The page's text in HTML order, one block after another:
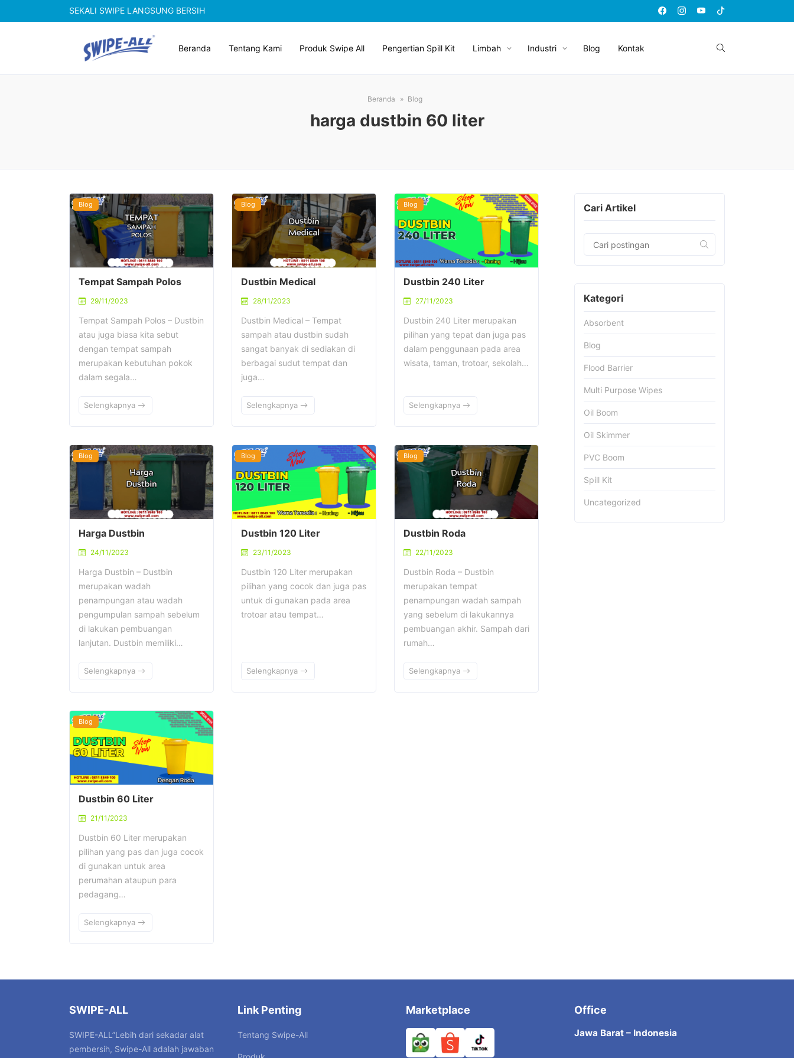
SEKALI SWIPE LANGSUNG BERSIH
Beranda Tentang Kami Produk Swipe All Pengertian Spill Kit Limbah Industri Blog Kontak
Beranda Blog
harga dustbin 60 liter
Blog
Tempat Sampah Polos
29/11/2023
Tempat Sampah Polos – Dustbin
atau juga biasa kita sebut
dengan tempat sampah
merupakan kebutuhan pokok
dalam segala…
Selengkapnya
Blog
Dustbin Medical
28/11/2023
Dustbin Medical – Tempat
sampah atau dustbin sudah
sangat banyak di sediakan di
berbagai sudut tempat dan
juga…
Selengkapnya
Blog
Dustbin 240 Liter
27/11/2023
Dustbin 240 Liter merupakan
pilihan yang tepat dan juga pas
dalam penggunaan pada area
wisata, taman, trotoar, sekolah…
Selengkapnya
Blog
Harga Dustbin
24/11/2023
Harga Dustbin – Dustbin
merupakan wadah
penampungan atau wadah
pengumpulan sampah sebelum
di lakukan pembuangan
lanjutan. Dustbin memiliki…
Selengkapnya
Blog
Dustbin 120 Liter
23/11/2023
Dustbin 120 Liter merupakan
pilihan yang cocok dan juga pas
untuk di gunakan pada area
trotoar atau tempat…
Selengkapnya
Blog
Dustbin Roda
22/11/2023
Dustbin Roda – Dustbin
merupakan tempat
penampungan wadah sampah
yang sebelum di lakukannya
pembuangan akhir. Sampah dari
rumah…
Selengkapnya
Blog
Dustbin 60 Liter
21/11/2023
Dustbin 60 Liter merupakan
pilihan yang pas dan juga cocok
di gunakan untuk area
perumahan ataupun para
pedagang…
Selengkapnya
Cari Artikel
Kategori
Absorbent
Blog
Flood Barrier
Multi Purpose Wipes
Oil Boom
Oil Skimmer
PVC Boom
Spill Kit
Uncategorized
SWIPE-ALL
SWIPE-ALL”Lebih dari sekadar alat
pembersih, Swipe-All adalah jawaban
Link Penting
Tentang Swipe-All
Marketplace Office
Jawa Barat – Indonesia